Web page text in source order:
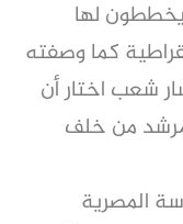
يخططون لها
كما وصفته
شعب اختار أن
من خلف
المصرية